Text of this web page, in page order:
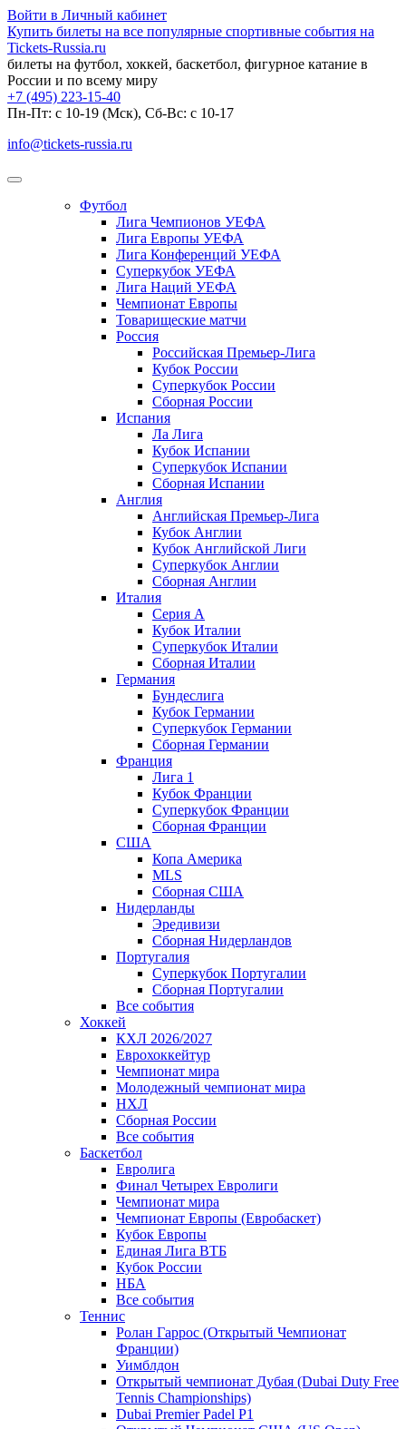
Войти в Личный кабинет
Купить билеты на все популярные спортивные события на
Tickets-Russia.ru
билеты на футбол, хоккей, баскетбол, фигурное катание в
России и по всему миру
+7 (495) 223-15-40
Пн-Пт: c 10-19 (Мск), Сб-Вс: с 10-17
info@tickets-russia.ru
Футбол
Лига Чемпионов УЕФА
Лига Европы УЕФА
Лига Конференций УЕФА
Суперкубок УЕФА
Лига Наций УЕФА
Чемпионат Европы
Товарищеские матчи
Россия
Российская Премьер-Лига
Кубок России
Суперкубок России
Сборная России
Испания
Ла Лига
Кубок Испании
Суперкубок Испании
Сборная Испании
Англия
Английская Премьер-Лига
Кубок Англии
Кубок Английской Лиги
Суперкубок Англии
Сборная Англии
Италия
Серия А
Кубок Италии
Суперкубок Италии
Сборная Италии
Германия
Бундеслига
Кубок Германии
Суперкубок Германии
Сборная Германии
Франция
Лига 1
Кубок Франции
Суперкубок Франции
Сборная Франции
США
Копа Америка
MLS
Сборная США
Нидерланды
Эредивизи
Сборная Нидерландов
Португалия
Суперкубок Португалии
Сборная Португалии
Все события
Хоккей
КХЛ 2026/2027
Еврохоккейтур
Чемпионат мира
Молодежный чемпионат мира
НХЛ
Сборная России
Все события
Баскетбол
Евролига
Финал Четырех Евролиги
Чемпионат мира
Чемпионат Европы (Евробаскет)
Кубок Европы
Единая Лига ВТБ
Кубок России
НБА
Все события
Теннис
Ролан Гаррос (Открытый Чемпионат
Франции)
Уимблдон
Открытый чемпионат Дубая (Dubai Duty Free
Tennis Championships)
Dubai Premier Padel P1